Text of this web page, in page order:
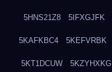
5HNS21Z8 5IFXGJFK
5KAFKBC4 5KEFVRBK
5KT1DCUW 5KZYHXKG